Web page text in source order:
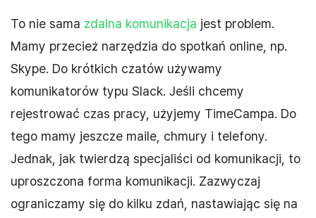
To nie sama zdalna komunikacja jest problem.
Mamy przecież narzędzia do spotkań online, np.
Skype. Do krótkich czatów używamy
komunikatorów typu Slack. Jeśli chcemy
rejestrować czas pracy, użyjemy TimeCampa. Do
tego mamy jeszcze maile, chmury i telefony.
Jednak, jak twierdzą specjaliści od komunikacji, to
uproszczona forma komunikacji. Zazwyczaj
ograniczamy się do kilku zdań, nastawiając się na